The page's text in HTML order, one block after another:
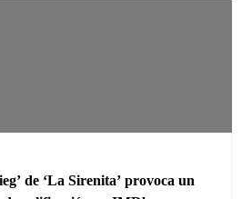
de ‘La Sirenita’ provoca un